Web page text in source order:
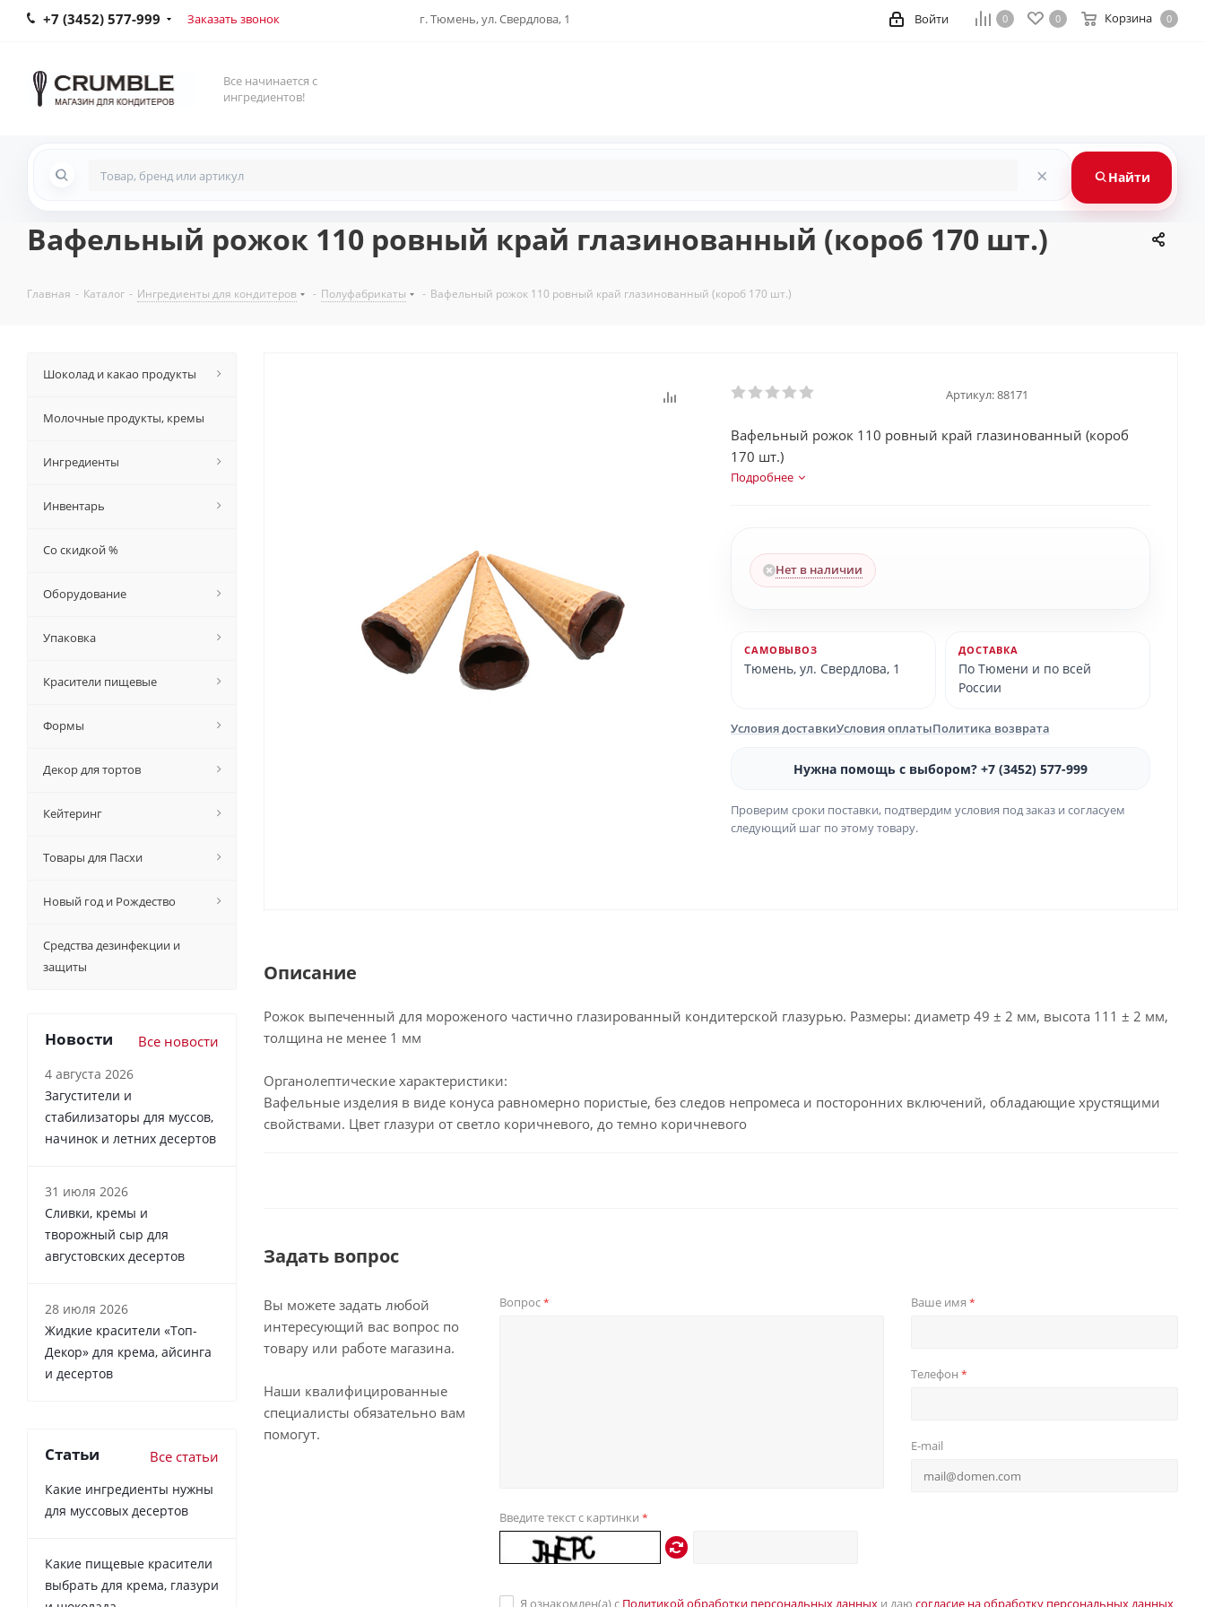
+7 (3452) 577-999 Заказать звонок г. Тюмень, ул. Свердлова, 1 0 0 Корзина 0
Войти
Все начинается с
ингредиентов!
× Найти
Вафельный рожок 110 ровный край глазинованный (короб 170 шт.)
Главная - Каталог - Ингредиенты для кондитеров - Полуфабрикаты - Вафельный рожок 110 ровный край глазинованный (короб 170 шт.)
Артикул:88171
Вафельный рожок 110 ровный край глазинованный (короб
170 шт.)
Подробнее
Нет в наличии
САМОВЫВОЗ
Тюмень, ул. Свердлова, 1
ДОСТАВКА
По Тюмени и по всей
России
Условия доставкиУсловия оплатыПолитика возврата
Нужна помощь с выбором? +7 (3452) 577-999
Проверим сроки поставки, подтвердим условия под заказ и согласуем
следующий шаг по этому товару.
Описание
Рожок выпеченный для мороженого частично глазированный кондитерской глазурью. Размеры: диаметр 49 ± 2 мм, высота 111 ± 2 мм,
толщина не менее 1 мм
Органолептические характеристики:
Вафельные изделия в виде конуса равномерно пористые, без следов непромеса и посторонних включений, обладающие хрустящими
свойствами. Цвет глазури от светло коричневого, до темно коричневого
Задать вопрос
Вы можете задать любой
интересующий вас вопрос по
товару или работе магазина.
Наши квалифицированные
специалисты обязательно вам
помогут.
Вопрос* Ваше имя *
Телефон *
E-mail
Введите текст с картинки *
Я ознакомлен(а) с Политикой обработки персональных данныхи даю согласие на обработку персональных данных
Шоколад и какао продукты
Молочные продукты, кремы
Ингредиенты
Инвентарь
Со скидкой %
Оборудование
Упаковка
Красители пищевые
Формы
Декор для тортов
Кейтеринг
Товары для Пасхи
Новый год и Рождество
Средства дезинфекции и
защиты
Новости Все новости
4 августа 2026
Загустители и
стабилизаторы для муссов,
начинок и летних десертов
31 июля 2026
Сливки, кремы и
творожный сыр для
августовских десертов
28 июля 2026
Жидкие красители «Топ-
Декор» для крема, айсинга
и десертов
Статьи Все статьи
Какие ингредиенты нужны
для муссовых десертов
Какие пищевые красители
выбрать для крема, глазури